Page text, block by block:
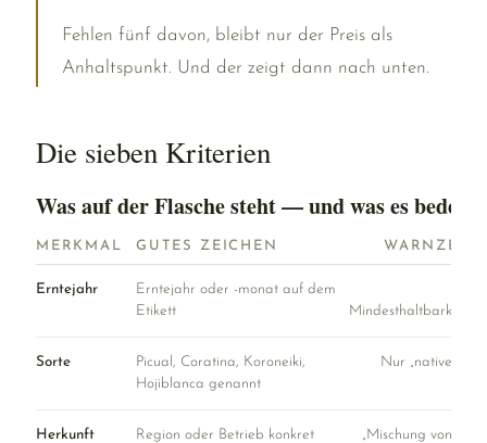
Fehlen fünf davon, bleibt nur der Preis als
Anhaltspunkt. Und der zeigt dann nach unten.
Die sieben Kriterien
Was auf der Flasche steht — und was es
MERKMAL GUTES ZEICHEN
Erntejahr
Erntejahr oder -monat auf dem
Etikett
Sorte
Picual, Coratina, Koroneiki,
Hojiblanca genannt
Nur „natives
Herkunft
Region oder Betrieb konkret
„Mischung von